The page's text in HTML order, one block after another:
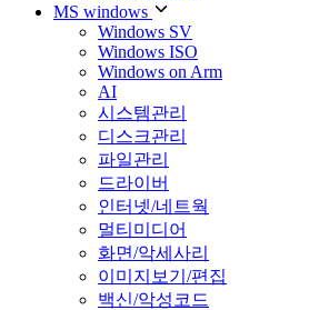
MS windows
Windows SV
Windows ISO
Windows on Arm
AI
시스템관리
디스크관리
파일관리
드라이버
인터넷/네트웍
멀티미디어
화면/악세사리
이미지보기/편집
백신/악성코드